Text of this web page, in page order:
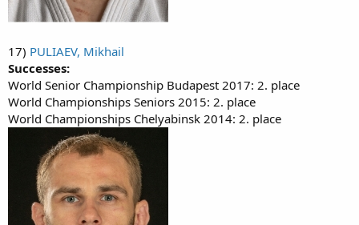
17) PULIAEV, Mikhail
Successes:
World Senior Championship Budapest 2017: 2. place
World Championships Seniors 2015: 2. place
World Championships Chelyabinsk 2014: 2. place